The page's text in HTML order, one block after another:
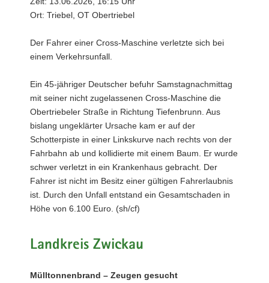
Ort: Triebel, OT Obertriebel
Der Fahrer einer Cross-Maschine verletzte sich bei
einem Verkehrsunfall.
Ein 45-jähriger Deutscher befuhr Samstagnachmittag
mit seiner nicht zugelassenen Cross-Maschine die
Obertriebeler Straße in Richtung Tiefenbrunn. Aus
bislang ungeklärter Ursache kam er auf der
Schotterpiste in einer Linkskurve nach rechts von der
Fahrbahn ab und kollidierte mit einem Baum. Er wurde
schwer verletzt in ein Krankenhaus gebracht. Der
Fahrer ist nicht im Besitz einer gültigen Fahrerlaubnis
ist. Durch den Unfall entstand ein Gesamtschaden in
Höhe von 6.100 Euro. (sh/cf)
Landkreis Zwickau
Mülltonnenbrand – Zeugen gesucht